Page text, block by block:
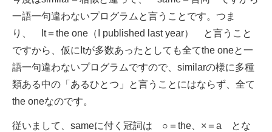
一語一句違わないプログラムと言うことです。つま
り、 It＝the one（I published last year） と言うこと
ですから、仮にItが多数あったとしても全てthe oneと一
語一句違わないプログラムですので、similarの様に多種
類ある中の「あるひとつ」と言うことにはならず、全て
the oneなのです。
従いまして、sameに付く冠詞は ○＝the、×＝a とな